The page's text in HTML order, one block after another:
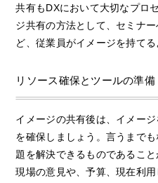
共有もDXにおいて大切なプロ
ジ共有の方法として、セミナ
ど、従業員がイメージを持てる
リソース確保とツールの準備
イメージの共有後は、イメー
を確保しましょう。言うまで
題を解決できるものであるこ
現場の意見や、予算、現在利